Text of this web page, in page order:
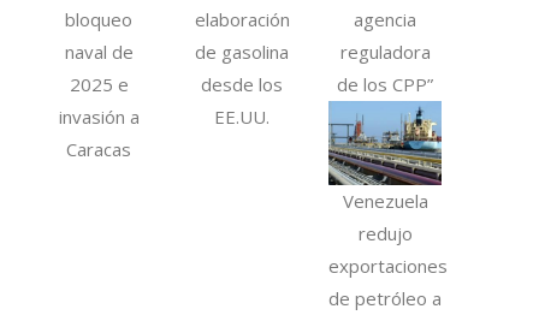
bloqueo
naval de
2025 e
invasión a
Caracas
elaboración
de gasolina
desde los
EE.UU.
agencia
reguladora
de los CPP”
Venezuela
redujo
exportaciones
de petróleo a